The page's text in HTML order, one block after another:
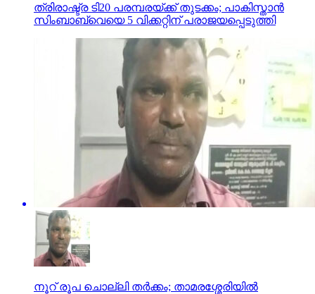
ത്രിരാഷ്ട്ര ടി20 പരമ്പരയ്ക്ക് തുടക്കം; പാകിസ്താന്‍
സിംബാബ്വെയെ 5 വിക്കറ്റിന് പരാജയപ്പെടുത്തി
നൂറ് രൂപ ചൊല്ലി തര്‍ക്കം; താമരശ്ശേരിയില്‍